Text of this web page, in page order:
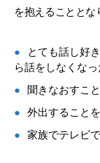
を抱えることとな
とても話し好
ら話をしなくなっ
聞きなおすこ
外出すること
家族でテレビ